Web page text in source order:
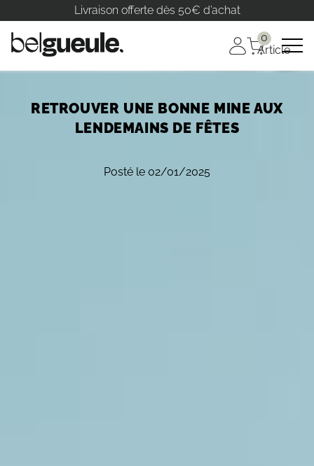
Livraison offerte dès 50€ d’achat
0
Article
RETROUVER UNE BONNE MINE AUX
LENDEMAINS DE FÊTES
Posté le 02/01/2025